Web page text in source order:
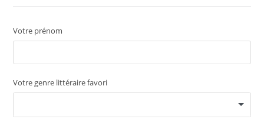
Votre prénom
Votre genre littéraire favori